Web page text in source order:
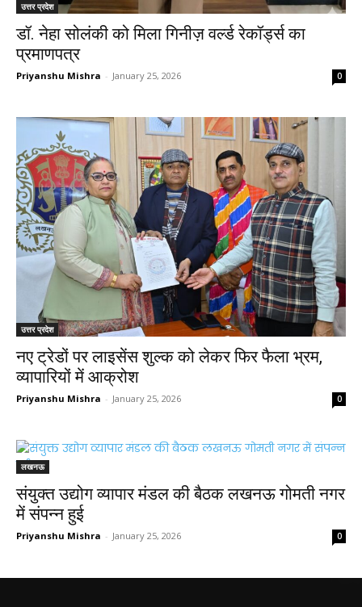
उत्तर प्रदेश
डॉ. नेहा सोलंकी को मिला गिनीज़ वर्ल्ड रेकॉर्ड्स का
प्रमाणपत्र
Priyanshu Mishra - January 25, 2026 0
उत्तर प्रदेश
नए ट्रेडों पर लाइसेंस शुल्क को लेकर फिर फैला भ्रम,
व्यापारियों में आक्रोश
Priyanshu Mishra - January 25, 2026 0
लखनऊ
संयुक्त उद्योग व्यापार मंडल की बैठक लखनऊ गोमती नगर
में संपन्न हुई
Priyanshu Mishra - January 25, 2026 0